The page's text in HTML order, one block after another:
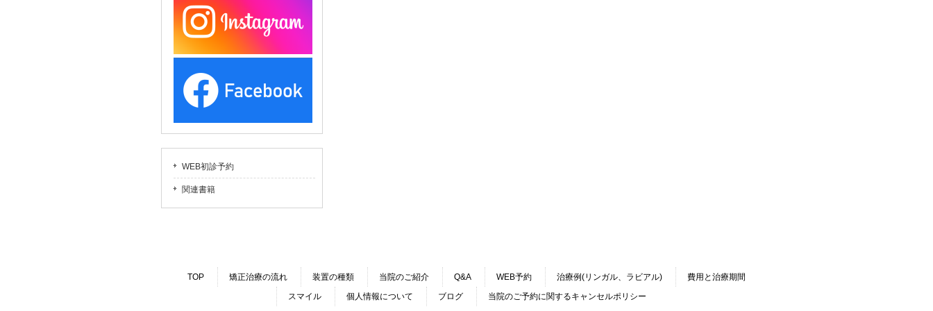
WEB初診予約
関連書籍
TOP 矯正治療の流れ 装置の種類 当院のご紹介 Q&A WEB予約 治療例(リンガル、ラビアル)
費用と治療期間
スマイル
個人情報について ブログ 当院のご予約に関するキャンセルポリシー